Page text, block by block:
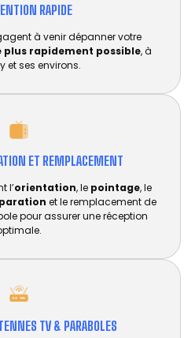
RAPIDE
à venir dépanner votre
plus rapidement possible, à
et ses environs.
ET REMPLACEMENT​
l’orientation, le pointage, le
et le remplacement de
pour assurer une réception
TV & PARABOLES